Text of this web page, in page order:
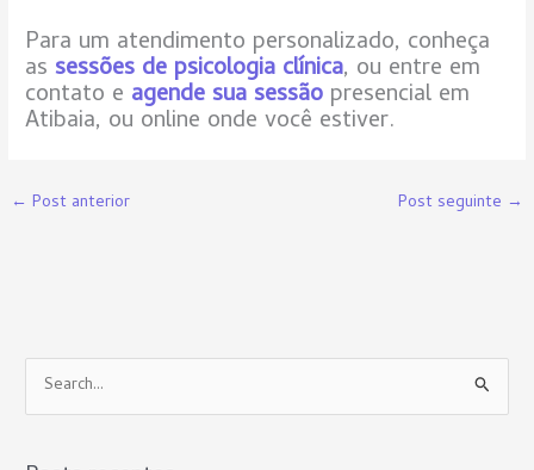
Para um atendimento personalizado, conheça
as sessões de psicologia clínica, ou entre em
contato e agende sua sessão presencial em
Atibaia, ou online onde você estiver.
← Post anterior Post seguinte →
e